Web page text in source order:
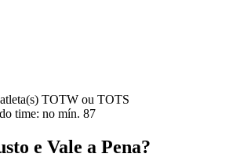
TOTW ou TOTS
time: no mín. 87
e Vale a Pena?